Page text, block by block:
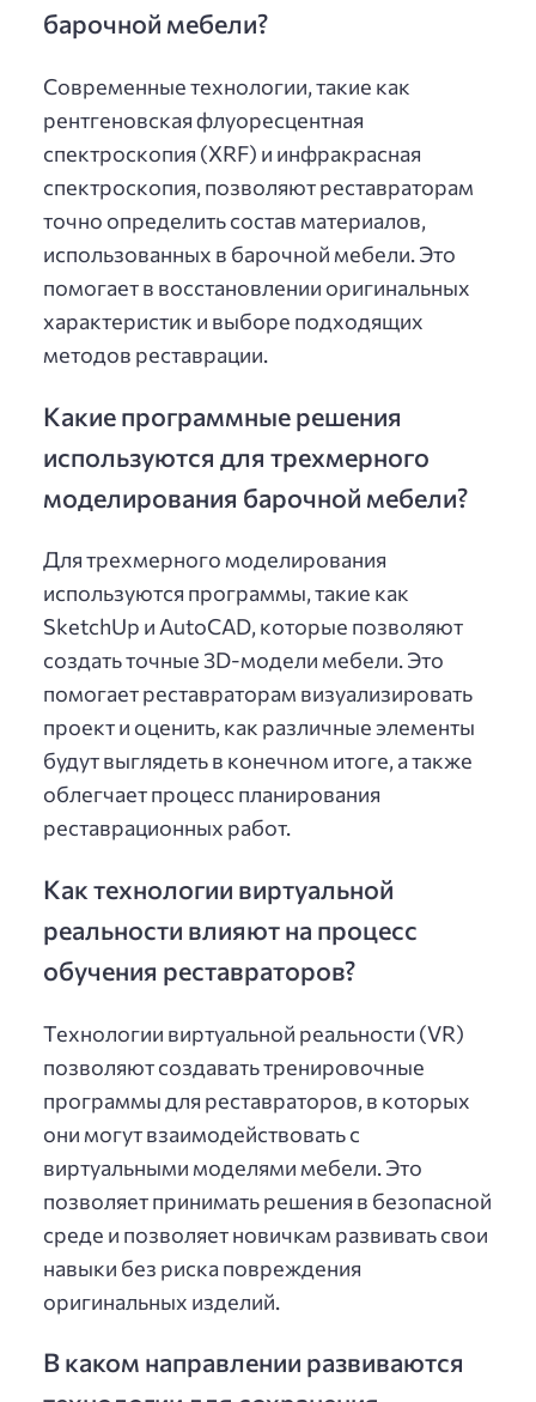
барочной мебели?
Современные технологии, такие как
рентгеновская флуоресцентная
спектроскопия (XRF) и инфракрасная
спектроскопия, позволяют реставраторам
точно определить состав материалов,
использованных в барочной мебели. Это
помогает в восстановлении оригинальных
характеристик и выборе подходящих
методов реставрации.
Какие программные решения
используются для трехмерного
моделирования барочной мебели?
Для трехмерного моделирования
используются программы, такие как
SketchUp и AutoCAD, которые позволяют
создать точные 3D-модели мебели. Это
помогает реставраторам визуализировать
проект и оценить, как различные элементы
будут выглядеть в конечном итоге, а также
облегчает процесс планирования
реставрационных работ.
Как технологии виртуальной
реальности влияют на процесс
обучения реставраторов?
Технологии виртуальной реальности (VR)
позволяют создавать тренировочные
программы для реставраторов, в которых
они могут взаимодействовать с
виртуальными моделями мебели. Это
позволяет принимать решения в безопасной
среде и позволяет новичкам развивать свои
навыки без риска повреждения
оригинальных изделий.
В каком направлении развиваются